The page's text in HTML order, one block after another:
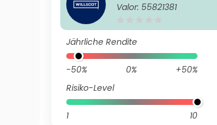
Valor: 55821381
Jährliche Rendite
-50% 0%
+50%
Risiko-Level
1 10